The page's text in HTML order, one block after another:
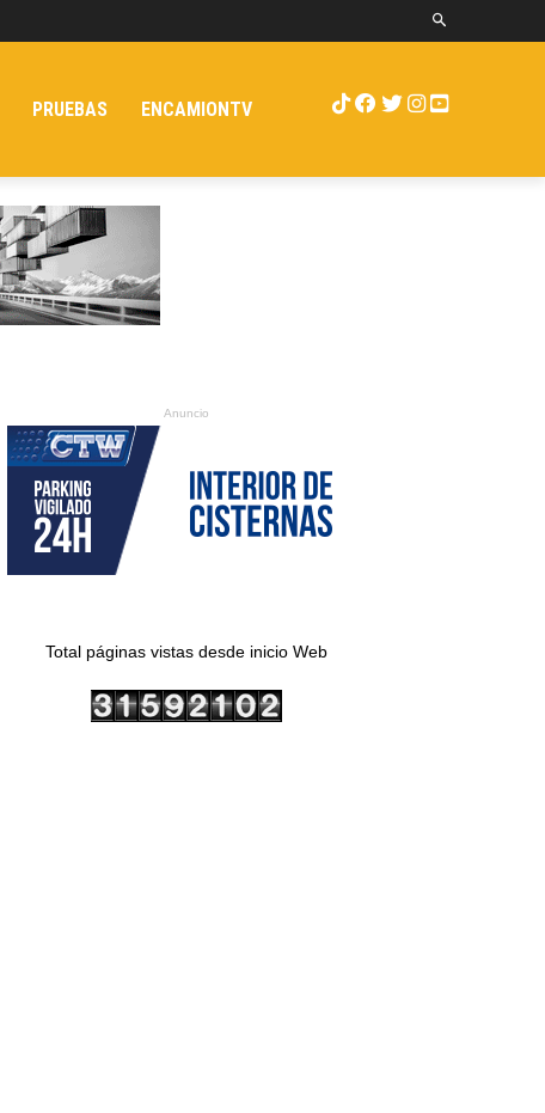
PRUEBAS ENCAMIONTV
Anuncio
Total páginas vistas desde inicio Web